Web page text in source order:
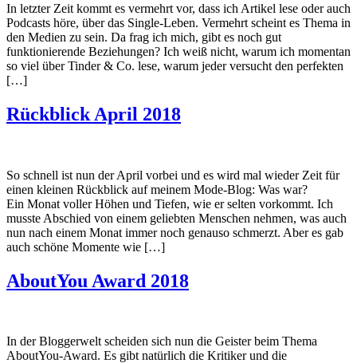
In letzter Zeit kommt es vermehrt vor, dass ich Artikel lese oder auch
Podcasts höre, über das Single-Leben. Vermehrt scheint es Thema in
den Medien zu sein. Da frag ich mich, gibt es noch gut
funktionierende Beziehungen? Ich weiß nicht, warum ich momentan
so viel über Tinder & Co. lese, warum jeder versucht den perfekten
[…]
Rückblick April 2018
So schnell ist nun der April vorbei und es wird mal wieder Zeit für
einen kleinen Rückblick auf meinem Mode-Blog: Was war?
Ein Monat voller Höhen und Tiefen, wie er selten vorkommt. Ich
musste Abschied von einem geliebten Menschen nehmen, was auch
nun nach einem Monat immer noch genauso schmerzt. Aber es gab
auch schöne Momente wie […]
AboutYou Award 2018
In der Bloggerwelt scheiden sich nun die Geister beim Thema
AboutYou-Award. Es gibt natürlich die Kritiker und die